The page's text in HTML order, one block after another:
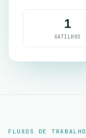
1
GATILHOS
FLUXOS DE